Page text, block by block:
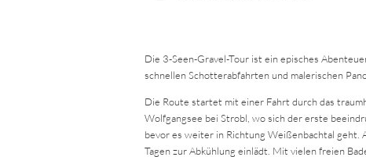
Die 3-Seen-Gravel-Tour ist ein episches
schnellen Schotterabfahrten und malerischen
Die Route startet mit einer Fahrt durch das
Wolfgangsee bei Strobl, wo sich der erste
bevor es weiter in Richtung Weißenbachtal geht.
Tagen zur Abkühlung einlädt. Mit vielen freien